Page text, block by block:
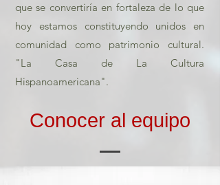
que se convertiría en fortaleza de lo que
hoy estamos constituyendo unidos en
comunidad como patrimonio cultural.
"La Casa de La Cultura
Hispanoamericana".
Conocer al equipo